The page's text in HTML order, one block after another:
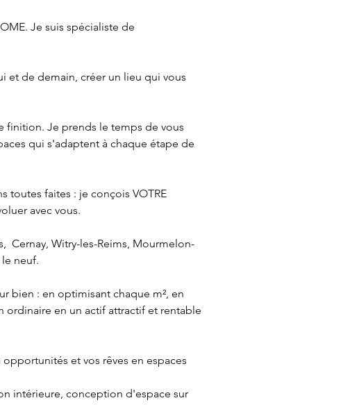
Je suis spécialiste de
et de demain, créer un lieu qui vous
finition. Je prends le temps de vous
qui s'adaptent à chaque étape de
toutes faites : je conçois VOTRE
avec vous.
Cernay, Witry-les-Reims, Mourmelon-
neuf.
bien : en optimisant chaque m², en
ordinaire en un actif attractif et rentable
et vos rêves en espaces
intérieure, conception d'espace sur